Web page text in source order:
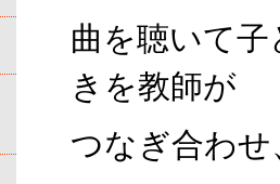
曲を聴いて
きを教師が
つなぎ合わ